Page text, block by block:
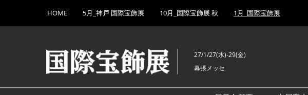
キ
し
て
to
HOME 5月_神戸 国際宝飾展 10月_国際宝飾展 秋 1月_国際宝飾展
27/1/27(水)-29(金)
幕張メッセ